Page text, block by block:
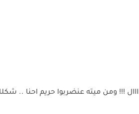
!!! ومن ميته عنضربوا حريم احنا ..